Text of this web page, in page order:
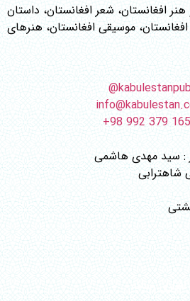
افغانستان، شعر افغانستان، داستان
موسیقی افغانستان، هنرهای
kabulestanpub@
1655 379
: سید مهدی هاشمی
شاهترابی
افزاری رسانه